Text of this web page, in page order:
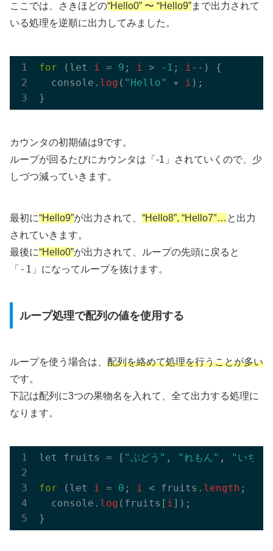
ここでは、さきほどの“Hello0” 〜 “Hello9”まで出力されて
いる処理を逆順に出力してみました。
for (let i = 9 ; i > -1 ; i--) {
  console.
log ( "Hello" + i );
カウンタの初期値は9です。
ループが回るたびにカウンタは「-1」されていくので、少
しづつ減っていきます。
最初に“Hello9”が出力されて、 “Hello8”, “Hello7″… と出力
されていきます。
最後に“Hello0”が出力されて、ループの先頭に戻ると
「 -1 」になってループを抜けます。
ループ処理で配列の値を使用する
ループを使う場合は、 配列を絡めて処理を行うことが多い
です。
下記は配列に3つの果物名を入れて、全て出力する処理に
なります。
let fruits = [ "ぶどう" , "れもん" , "いちご"
for (let i = 0 ; i < fruits. length ; i
  console.
log (fruits[ i]);